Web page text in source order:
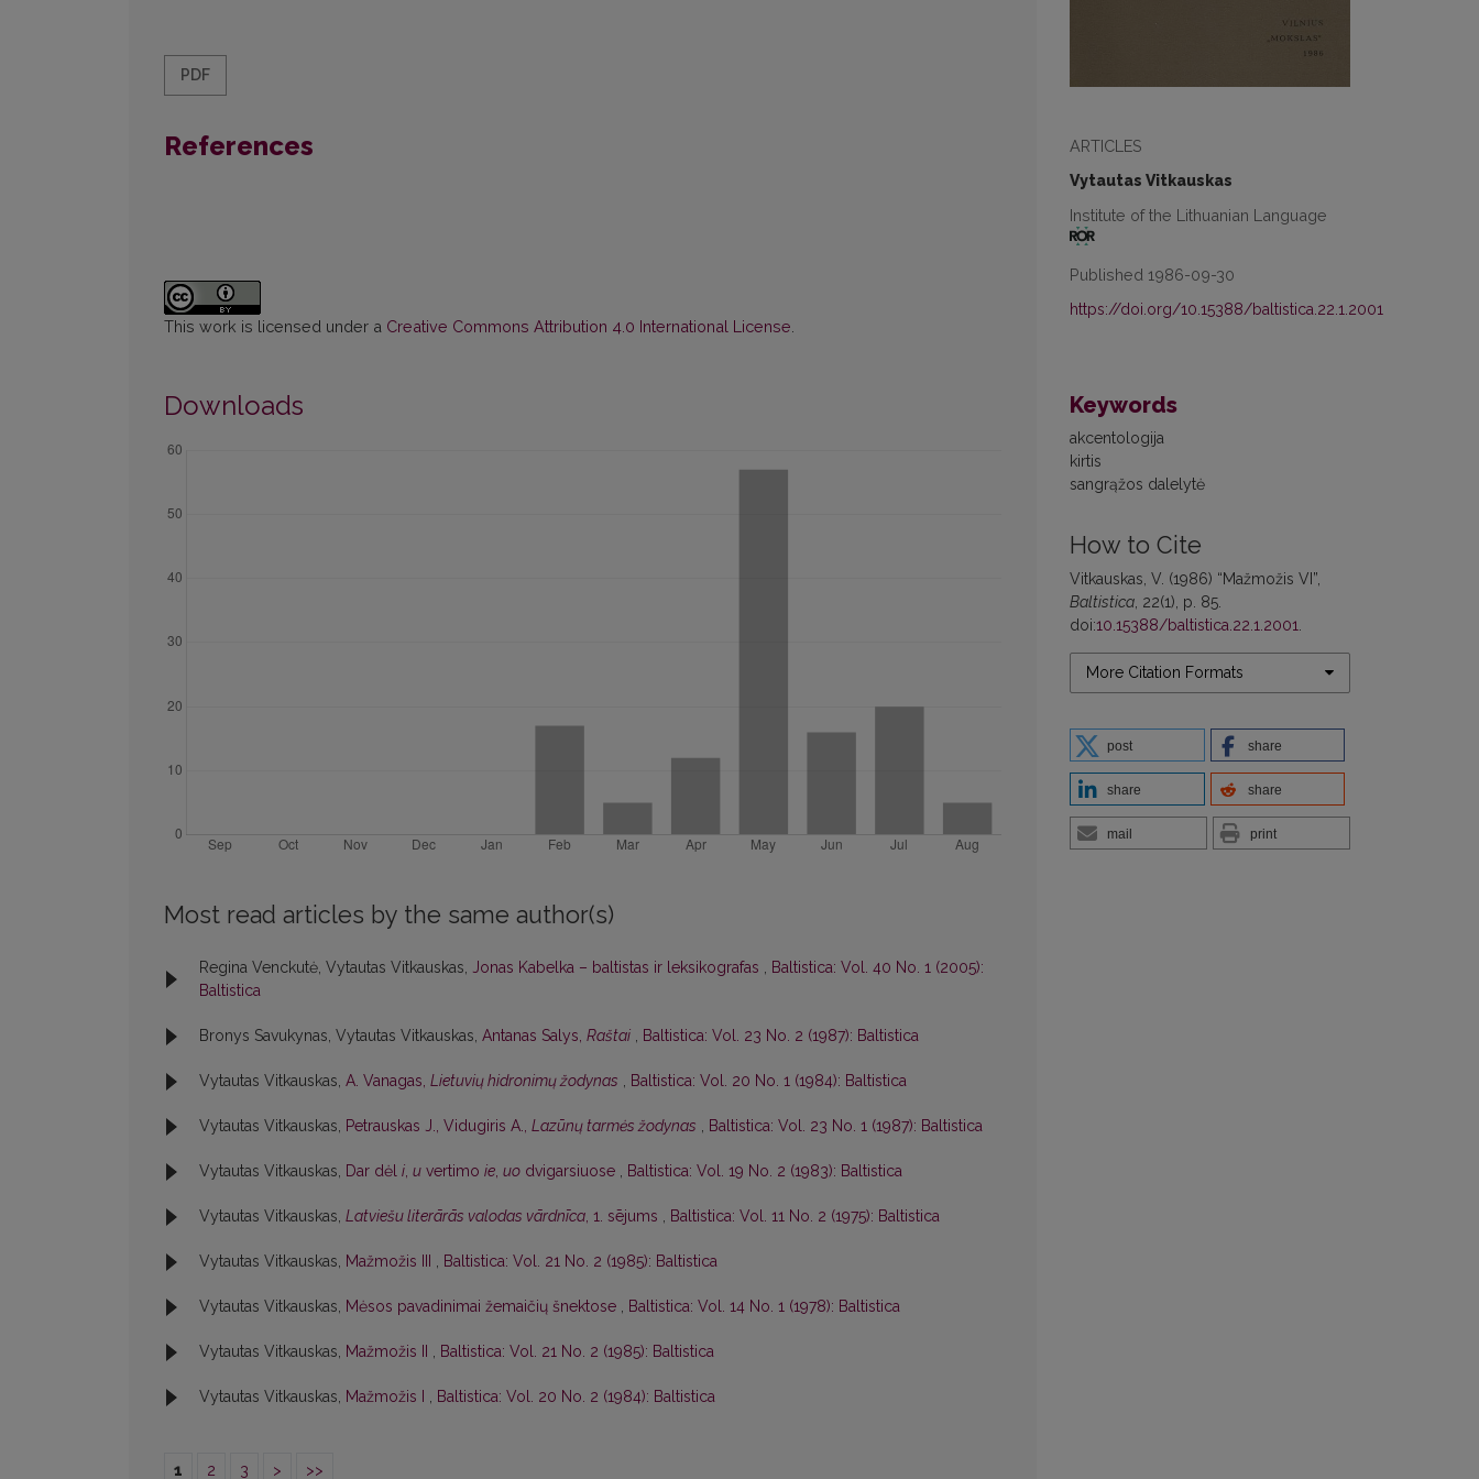
ARTICLES
Vytautas Vitkauskas
Institute of the Lithuanian Language
Published 1986-09-30
https://doi.org/10.15388/baltistica.22.1.2001
Keywords
akcentologija
kirtis
sangrąžos dalelytė
How to Cite
Vitkauskas, V. (1986) “Mažmožis VI”,
Baltistica , 22(1), p. 85.
doi:10.15388/baltistica.22.1.2001
More Citation Formats
post share
share share
mail print
PDF
References
This work is licensed under a Creative Commons Attribution 4.0 International License
Downloads
Most read articles by the same author(s)
Regina Venckutė, Vytautas Vitkauskas, Jonas Kabelka – baltistas ir leksikografas , Baltistica: Vol. 40 No. 1 (2005):
Baltistica
Bronys Savukynas, Vytautas Vitkauskas, Antanas Salys, Raštai , Baltistica: Vol. 23 No. 2 (1987): Baltistica
Vytautas Vitkauskas, A. Vanagas, Lietuvių hidronimų žodynas , Baltistica: Vol. 20 No. 1 (1984): Baltistica
Vytautas Vitkauskas, Petrauskas J., Vidugiris A., Lazūnų tarmės žodynas , Baltistica: Vol. 23 No. 1 (1987): Baltistica
Vytautas Vitkauskas, Dar dėl i, u vertimo ie, uo dvigarsiuose , Baltistica: Vol. 19 No. 2 (1983): Baltistica
Vytautas Vitkauskas, Latviešu literārās valodas vārdnīca, 1. sējums , Baltistica: Vol. 11 No. 2 (1975): Baltistica
Vytautas Vitkauskas, Mažmožis III , Baltistica: Vol. 21 No. 2 (1985): Baltistica
Vytautas Vitkauskas, Mėsos pavadinimai žemaičių šnektose , Baltistica: Vol. 14 No. 1 (1978): Baltistica
Vytautas Vitkauskas, Mažmožis II , Baltistica: Vol. 21 No. 2 (1985): Baltistica
Vytautas Vitkauskas, Mažmožis I , Baltistica: Vol. 20 No. 2 (1984): Baltistica
1 2 3 > >>